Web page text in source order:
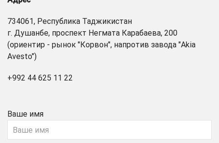
734061, Республика Таджикистан
г. Душанбе, проспект Негмата Карабаева, 200
(ориентир - рынок "Корвон", напротив завода "Akia
Avesto")
+992 44 625 11 22
Ваше имя